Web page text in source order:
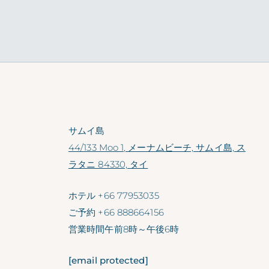
サムイ島
44/133 Moo 1, メーナムビーチ, サムイ島, ス
ラタニ 84330, タイ
ホテル +66 77953035
ご予約 +66 888664156
営業時間午前8時～午後6時
[email protected]